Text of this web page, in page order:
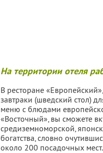
На территории отеля
В ресторане
завтраки (шведский стол)
меню с блюдами
«Восточный», вы сможете
средиземноморской,
богатства, словно
около 200 посадочных мест.